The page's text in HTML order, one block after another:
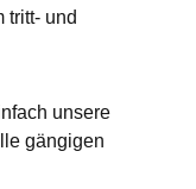
tritt- und
unsere
gängigen